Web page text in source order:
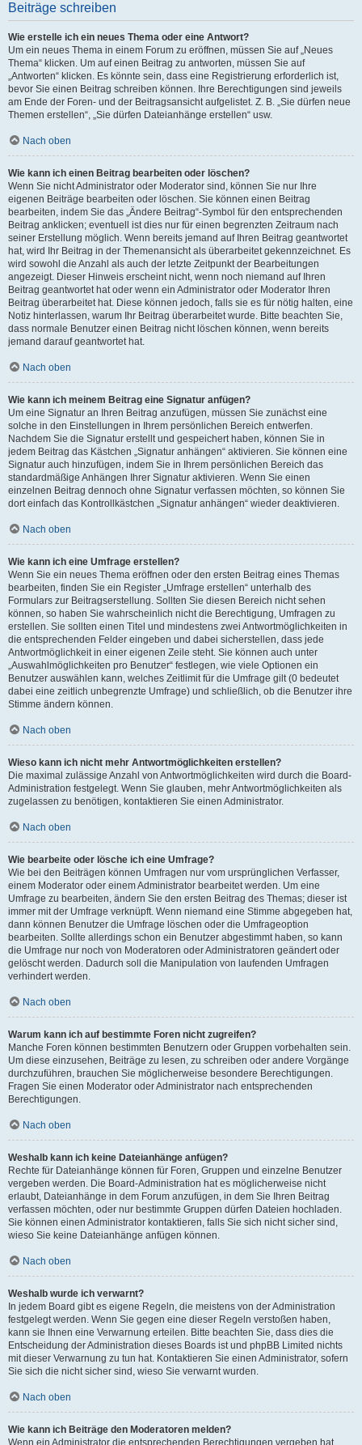
Beiträge schreiben
Wie erstelle ich ein neues Thema oder eine Antwort?
Um ein neues Thema in einem Forum zu eröffnen, müssen Sie auf „Neues
Thema“ klicken. Um auf einen Beitrag zu antworten, müssen Sie auf
„Antworten“ klicken. Es könnte sein, dass eine Registrierung erforderlich ist,
bevor Sie einen Beitrag schreiben können. Ihre Berechtigungen sind jeweils
am Ende der Foren- und der Beitragsansicht aufgelistet. Z. B. „Sie dürfen neue
Themen erstellen“, „Sie dürfen Dateianhänge erstellen“ usw.
Nach oben
Wie kann ich einen Beitrag bearbeiten oder löschen?
Wenn Sie nicht Administrator oder Moderator sind, können Sie nur Ihre
eigenen Beiträge bearbeiten oder löschen. Sie können einen Beitrag
bearbeiten, indem Sie das „Ändere Beitrag“-Symbol für den entsprechenden
Beitrag anklicken; eventuell ist dies nur für einen begrenzten Zeitraum nach
seiner Erstellung möglich. Wenn bereits jemand auf Ihren Beitrag geantwortet
hat, wird Ihr Beitrag in der Themenansicht als überarbeitet gekennzeichnet. Es
wird sowohl die Anzahl als auch der letzte Zeitpunkt der Bearbeitungen
angezeigt. Dieser Hinweis erscheint nicht, wenn noch niemand auf Ihren
Beitrag geantwortet hat oder wenn ein Administrator oder Moderator Ihren
Beitrag überarbeitet hat. Diese können jedoch, falls sie es für nötig halten, eine
Notiz hinterlassen, warum Ihr Beitrag überarbeitet wurde. Bitte beachten Sie,
dass normale Benutzer einen Beitrag nicht löschen können, wenn bereits
jemand darauf geantwortet hat.
Nach oben
Wie kann ich meinem Beitrag eine Signatur anfügen?
Um eine Signatur an Ihren Beitrag anzufügen, müssen Sie zunächst eine
solche in den Einstellungen in Ihrem persönlichen Bereich entwerfen.
Nachdem Sie die Signatur erstellt und gespeichert haben, können Sie in
jedem Beitrag das Kästchen „Signatur anhängen“ aktivieren. Sie können eine
Signatur auch hinzufügen, indem Sie in Ihrem persönlichen Bereich das
standardmäßige Anhängen Ihrer Signatur aktivieren. Wenn Sie einen
einzelnen Beitrag dennoch ohne Signatur verfassen möchten, so können Sie
dort einfach das Kontrollkästchen „Signatur anhängen“ wieder deaktivieren.
Nach oben
Wie kann ich eine Umfrage erstellen?
Wenn Sie ein neues Thema eröffnen oder den ersten Beitrag eines Themas
bearbeiten, finden Sie ein Register „Umfrage erstellen“ unterhalb des
Formulars zur Beitragserstellung. Sollten Sie diesen Bereich nicht sehen
können, so haben Sie wahrscheinlich nicht die Berechtigung, Umfragen zu
erstellen. Sie sollten einen Titel und mindestens zwei Antwortmöglichkeiten in
die entsprechenden Felder eingeben und dabei sicherstellen, dass jede
Antwortmöglichkeit in einer eigenen Zeile steht. Sie können auch unter
„Auswahlmöglichkeiten pro Benutzer“ festlegen, wie viele Optionen ein
Benutzer auswählen kann, welches Zeitlimit für die Umfrage gilt (0 bedeutet
dabei eine zeitlich unbegrenzte Umfrage) und schließlich, ob die Benutzer ihre
Stimme ändern können.
Nach oben
Wieso kann ich nicht mehr Antwortmöglichkeiten erstellen?
Die maximal zulässige Anzahl von Antwortmöglichkeiten wird durch die Board-
Administration festgelegt. Wenn Sie glauben, mehr Antwortmöglichkeiten als
zugelassen zu benötigen, kontaktieren Sie einen Administrator.
Nach oben
Wie bearbeite oder lösche ich eine Umfrage?
Wie bei den Beiträgen können Umfragen nur vom ursprünglichen Verfasser,
einem Moderator oder einem Administrator bearbeitet werden. Um eine
Umfrage zu bearbeiten, ändern Sie den ersten Beitrag des Themas; dieser ist
immer mit der Umfrage verknüpft. Wenn niemand eine Stimme abgegeben hat,
dann können Benutzer die Umfrage löschen oder die Umfrageoption
bearbeiten. Sollte allerdings schon ein Benutzer abgestimmt haben, so kann
die Umfrage nur noch von Moderatoren oder Administratoren geändert oder
gelöscht werden. Dadurch soll die Manipulation von laufenden Umfragen
verhindert werden.
Nach oben
Warum kann ich auf bestimmte Foren nicht zugreifen?
Manche Foren können bestimmten Benutzern oder Gruppen vorbehalten sein.
Um diese einzusehen, Beiträge zu lesen, zu schreiben oder andere Vorgänge
durchzuführen, brauchen Sie möglicherweise besondere Berechtigungen.
Fragen Sie einen Moderator oder Administrator nach entsprechenden
Berechtigungen.
Nach oben
Weshalb kann ich keine Dateianhänge anfügen?
Rechte für Dateianhänge können für Foren, Gruppen und einzelne Benutzer
vergeben werden. Die Board-Administration hat es möglicherweise nicht
erlaubt, Dateianhänge in dem Forum anzufügen, in dem Sie Ihren Beitrag
verfassen möchten, oder nur bestimmte Gruppen dürfen Dateien hochladen.
Sie können einen Administrator kontaktieren, falls Sie sich nicht sicher sind,
wieso Sie keine Dateianhänge anfügen können.
Nach oben
Weshalb wurde ich verwarnt?
In jedem Board gibt es eigene Regeln, die meistens von der Administration
festgelegt werden. Wenn Sie gegen eine dieser Regeln verstoßen haben,
kann sie Ihnen eine Verwarnung erteilen. Bitte beachten Sie, dass dies die
Entscheidung der Administration dieses Boards ist und phpBB Limited nichts
mit dieser Verwarnung zu tun hat. Kontaktieren Sie einen Administrator, sofern
Sie sich die nicht sicher sind, wieso Sie verwarnt wurden.
Nach oben
Wie kann ich Beiträge den Moderatoren melden?
Wenn ein Administrator die entsprechenden Berechtigungen vergeben hat,